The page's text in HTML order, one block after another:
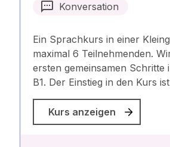
Konversation
Ein Sprachkurs in einer
maximal 6 Teilnehmenden.
ersten gemeinsamen Schritte
B1. Der Einstieg in den Kurs
Kurs anzeigen